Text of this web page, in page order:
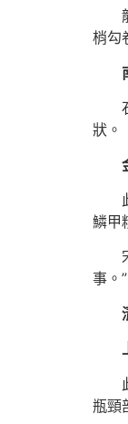
龍
梢勾
南
石
狀。
金
此
鱗甲
宋
事。
清
上
此
瓶頸